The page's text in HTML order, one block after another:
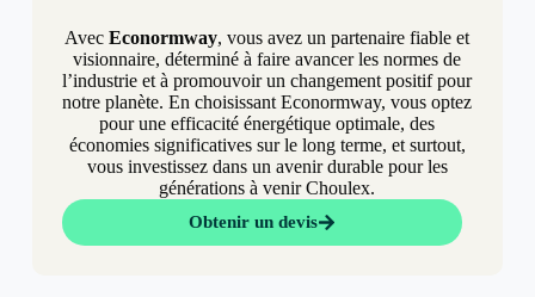
AvecEconormway, vous avez un partenaire fiable et
visionnaire, déterminé à faire avancer les normes de
l’industrie et à promouvoir un changement positif pour
notre planète. En choisissant Econormway, vous optez
pour une efficacité énergétique optimale, des
économies significatives sur le long terme, et surtout,
vous investissez dans un avenir durable pour les
générations à venir Choulex.
Obtenir un devis